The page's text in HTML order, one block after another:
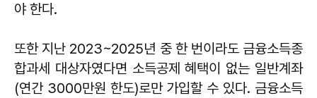
야 한다.
또한 지난 2023~2025년 중 한 번이라도 금융소득종
합과세 대상자였다면 소득공제 혜택이 없는 일반계좌
(연간 3000만원 한도)로만 가입할 수 있다. 금융소득